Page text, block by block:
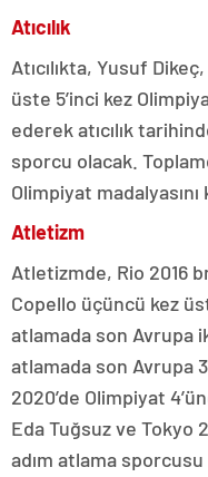
Atıcılık
Atıcılıkta, Yusuf
üste 5’inci kez
ederek atıcılık
sporcu olacak.
Olimpiyat
Atletizm
Atletizmde, Rio 2016
Copello üçüncü kez
atlamada son Avrupa
atlamada son Avrupa
2020’de Olimpiyat
Eda Tuğsuz ve Tokyo
adım atlama